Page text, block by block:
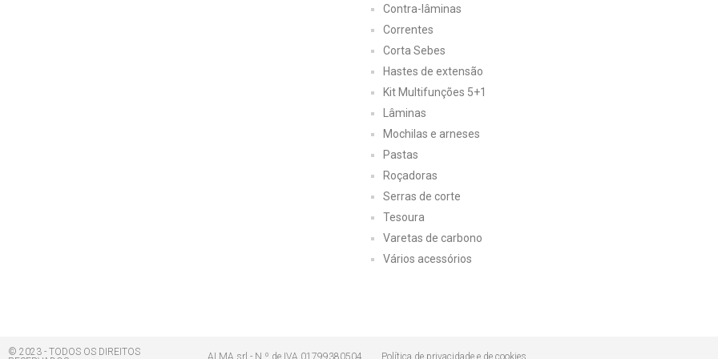
Contra-lâminas
Correntes
Corta Sebes
Hastes de extensão
Kit Multifunções 5+1
Lâminas
Mochilas e arneses
Pastas
Roçadoras
Serras de corte
Tesoura
Varetas de carbono
Vários acessórios
© 2023 - TODOS OS DIREITOS
AI.MA srl - N.º de IVA 01799380504 Política de privacidade e de cookies